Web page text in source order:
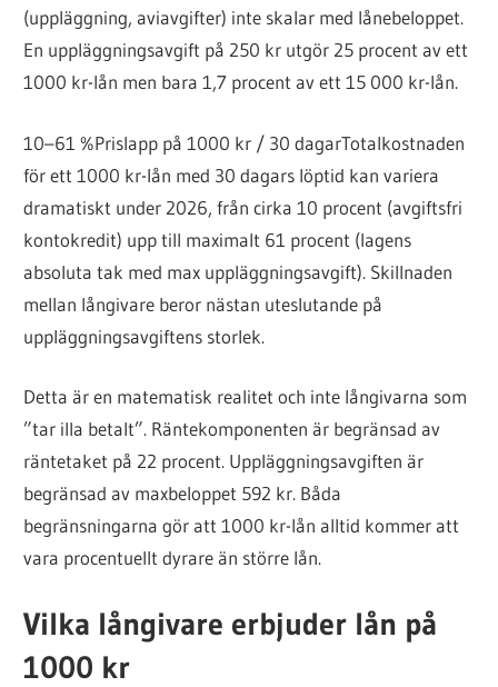
(uppläggning, aviavgifter) inte skalar med lånebeloppet.
En uppläggningsavgift på 250 kr utgör 25 procent av ett
1000 kr-lån men bara 1,7 procent av ett 15 000 kr-lån.
10–61 %Prislapp på 1000 kr / 30 dagarTotalkostnaden
för ett 1000 kr-lån med 30 dagars löptid kan variera
dramatiskt under 2026, från cirka 10 procent (avgiftsfri
kontokredit) upp till maximalt 61 procent (lagens
absoluta tak med max uppläggningsavgift). Skillnaden
mellan långivare beror nästan uteslutande på
uppläggningsavgiftens storlek.
Detta är en matematisk realitet och inte långivarna som
”tar illa betalt”. Räntekomponenten är begränsad av
räntetaket på 22 procent. Uppläggningsavgiften är
begränsad av maxbeloppet 592 kr. Båda
begränsningarna gör att 1000 kr-lån alltid kommer att
vara procentuellt dyrare än större lån.
Vilka långivare erbjuder lån på
1000 kr